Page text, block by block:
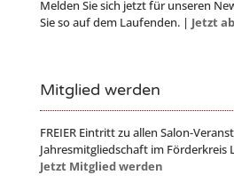
Melden Sie sich jetzt für unseren
Sie so auf dem Laufenden. | Jetzt
Mitglied werden
FREIER Eintritt zu allen Salon-
Jahresmitgliedschaft im Förderkreis
Jetzt Mitglied werden